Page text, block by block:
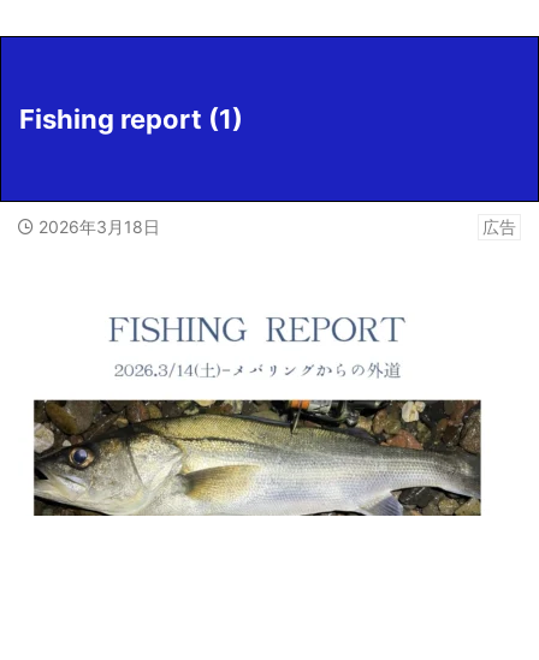
Fishing report (1)
2026年3月18日 広告